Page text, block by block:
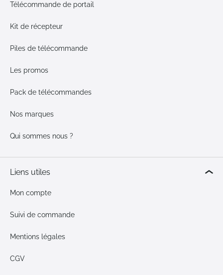
Télécommande de portail
Kit de récepteur
Piles de télécommande
Les promos
Pack de télécommandes
Nos marques
Qui sommes nous ?
Liens utiles
Mon compte
Suivi de commande
Mentions légales
CGV